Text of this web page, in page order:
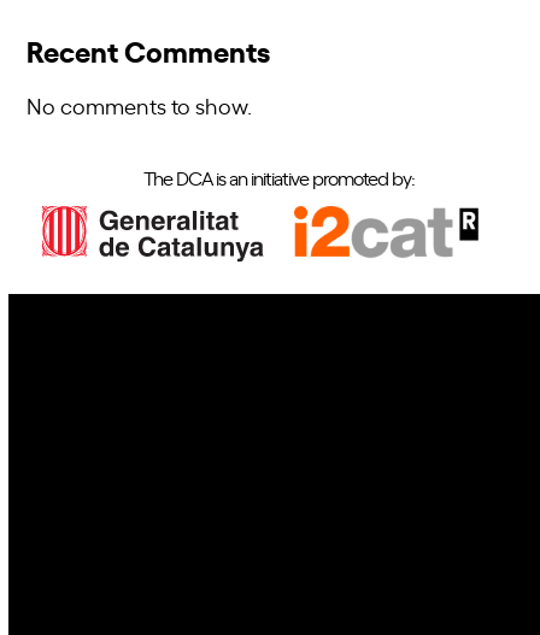
Recent Comments
No comments to show.
The DCA is an initiative promoted by: